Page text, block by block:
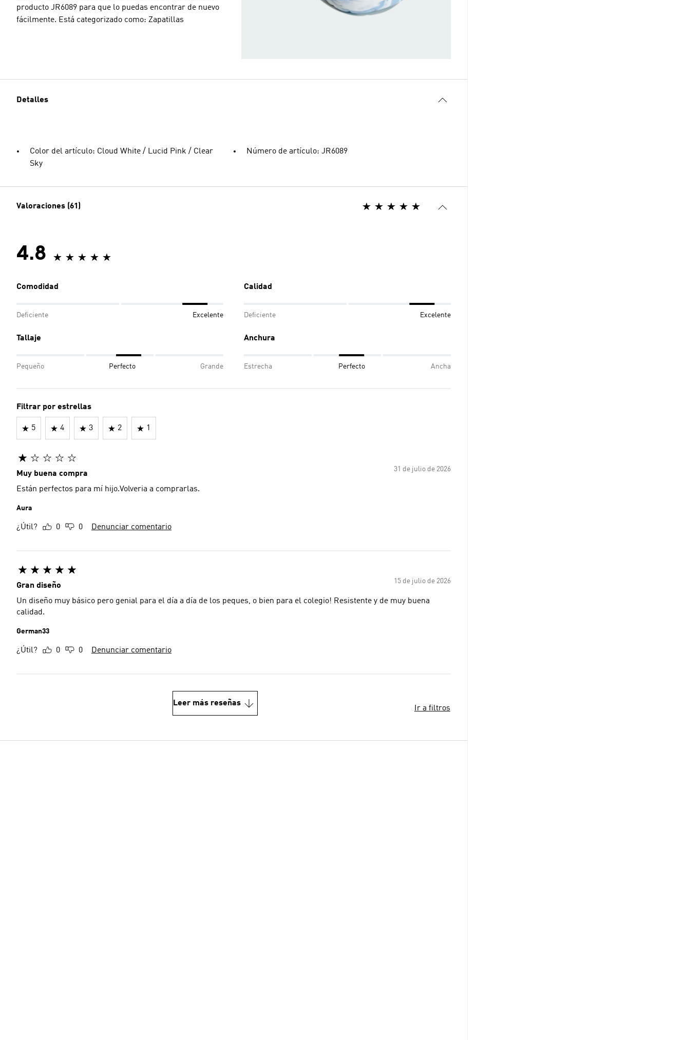
producto JR6089 para que lo puedas encontrar de nuevo
fácilmente. Está categorizado como: Zapatillas
Detalles
Color del artículo: Cloud White / Lucid Pink / Clear
Sky
Número de artículo: JR6089
Valoraciones (61)
4.8
Comodidad
Deficiente Excelente
Calidad
Deficiente Excelente
Tallaje
Pequeño Perfecto Grande
Anchura
Estrecha Perfecto Ancha
Filtrar por estrellas
5 4 3 2 1
31 de julio de 2026
Muy buena compra
Están perfectos para mí hijo.Volveria a comprarlas.
Aura
¿Útil? 0 0 Denunciar comentario
15 de julio de 2026
Gran diseño
Un diseño muy básico pero genial para el día a día de los peques, o bien para el colegio! Resistente y de muy buena
calidad.
German33
¿Útil? 0 0 Denunciar comentario
Leer más reseñas
Ir a filtros